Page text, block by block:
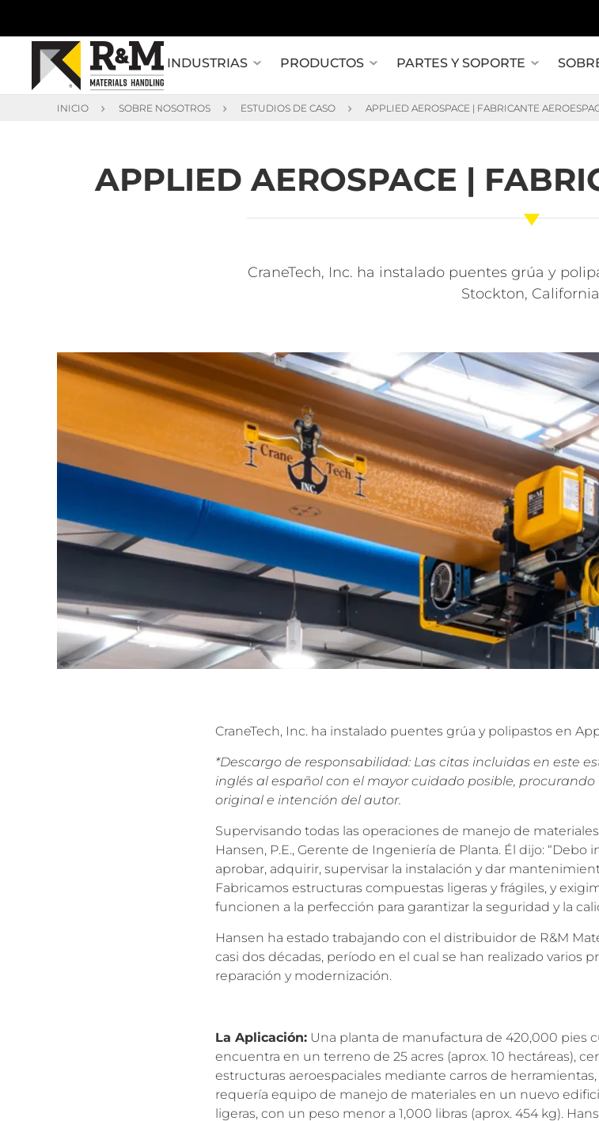
INDUSTRIAS PRODUCTOS PARTES Y SOPORTE
INICIO SOBRE NOSOTROS ESTUDIOS DE CASO APPLIED AEROSPACE | FABRICANTE
APPLIED AEROSPACE |
CraneTech, Inc. ha instalado puentes grúa y
Stockton,
CraneTech, Inc. ha instalado puentes grúa y polipastos en
*Descargo de responsabilidad: Las citas incluidas en este
inglés al español con el mayor cuidado posible,
original e intención del autor.
Supervisando todas las operaciones de manejo de
Hansen, P.E., Gerente de Ingeniería de Planta. Él dijo: “Debo
aprobar, adquirir, supervisar la instalación y dar
Fabricamos estructuras compuestas ligeras y frágiles, y
funcionen a la perfección para garantizar la seguridad y la
Hansen ha estado trabajando con el distribuidor de R&M
casi dos décadas, período en el cual se han realizado varios
reparación y modernización.
La Aplicación: Una planta de manufactura de 420,000 pies
encuentra en un terreno de 25 acres (aprox. 10 hectáreas),
estructuras aeroespaciales mediante carros de
requería equipo de manejo de materiales en un nuevo
ligeras, con un peso menor a 1,000 libras (aprox. 454 kg).